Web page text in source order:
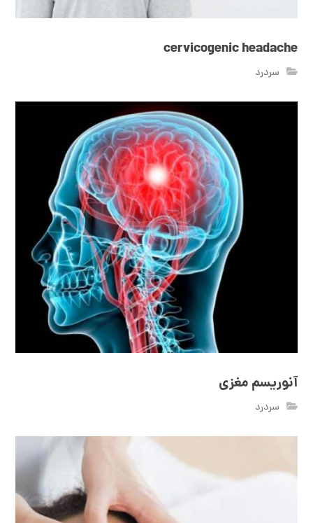
cervicogenic headache
سردرد
آنوریسم مغزی
سردرد